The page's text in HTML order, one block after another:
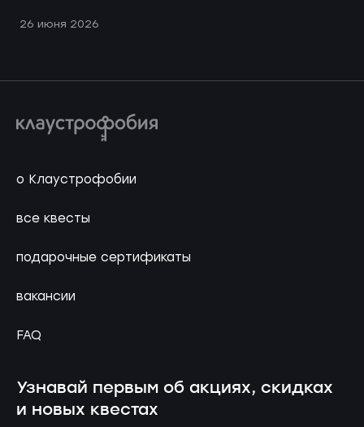
26 июня 2026
о Клаустрофобии
все квесты
подарочные сертификаты
вакансии
FAQ
Узнавай первым об акциях, скидках
и новых квестах